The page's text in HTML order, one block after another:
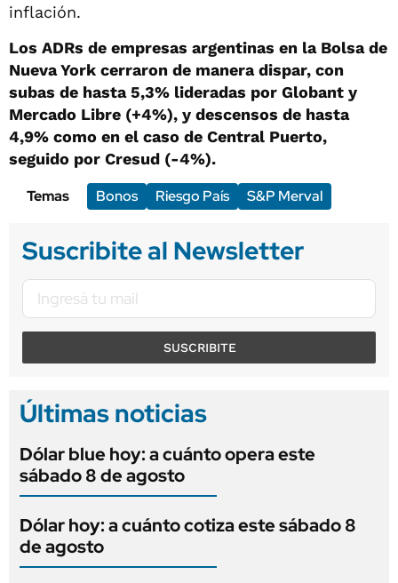
inflación.
Los ADRs de empresas argentinas en la Bolsa de
Nueva York cerraron de manera dispar, con
subas de hasta 5,3% lideradas por Globant y
Mercado Libre (+4%), y descensos de hasta
4,9% como en el caso de Central Puerto,
seguido por Cresud (-4%).
Temas
Bonos Riesgo País S&P Merval
Suscribite al Newsletter
SUSCRIBITE
Últimas noticias
Dólar blue hoy: a cuánto opera este
sábado 8 de agosto
Dólar hoy: a cuánto cotiza este sábado 8
de agosto